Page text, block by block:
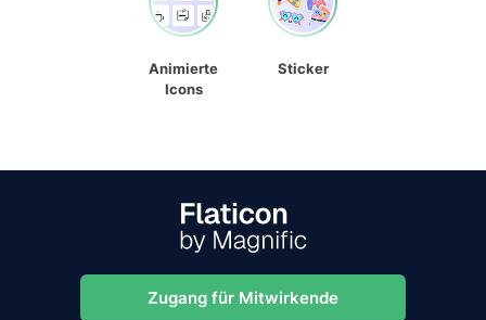
Animierte
Icons
Sticker
Zugang für Mitwirkende